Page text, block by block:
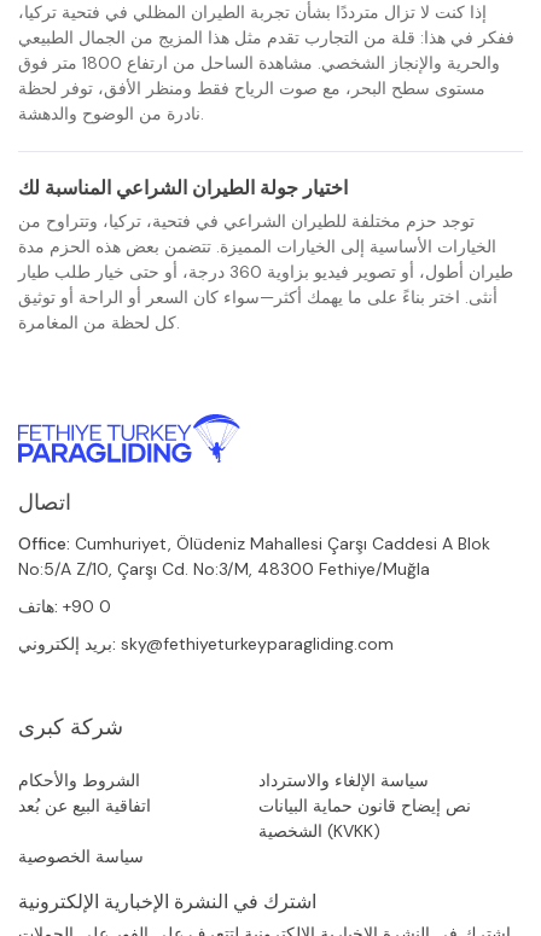
إذا كنت لا تزال مترددًا بشأن تجربة الطيران المظلي في فتحية تركيا،
ففكر في هذا: قلة من التجارب تقدم مثل هذا المزيج من الجمال الطبيعي
والحرية والإنجاز الشخصي. مشاهدة الساحل من ارتفاع 1800 متر فوق
مستوى سطح البحر، مع صوت الرياح فقط ومنظر الأفق، توفر لحظة
نادرة من الوضوح والدهشة.
اختيار جولة الطيران الشراعي المناسبة لك
توجد حزم مختلفة للطيران الشراعي في فتحية، تركيا، وتتراوح من
الخيارات الأساسية إلى الخيارات المميزة. تتضمن بعض هذه الحزم مدة
طيران أطول، أو تصوير فيديو بزاوية 360 درجة، أو حتى خيار طلب طيار
أنثى. اختر بناءً على ما يهمك أكثر—سواء كان السعر أو الراحة أو توثيق
كل لحظة من المغامرة.
اتصال
Office: Cumhuriyet, Ölüdeniz Mahallesi Çarşı Caddesi A Blok
No:5/A Z/10, Çarşı Cd. No:3/M, 48300 Fethiye/Muğla
هاتف: +90 0
بريد إلكتروني: sky@fethiyeturkeyparagliding.com
شركة كبرى
الشروط والأحكام
سياسة الإلغاء والاسترداد
اتفاقية البيع عن بُعد
نص إيضاح قانون حماية البيانات
الشخصية (KVKK)
سياسة الخصوصية
اشترك في النشرة الإخبارية الإلكترونية